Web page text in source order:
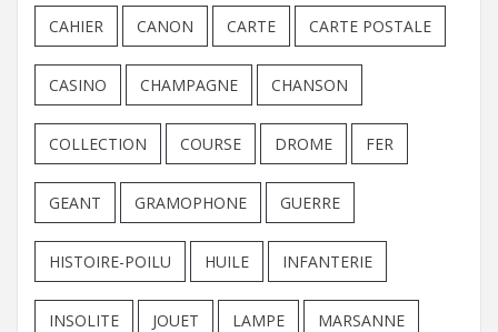
CAHIER CANON CARTE CARTE POSTALE
CASINO CHAMPAGNE CHANSON
COLLECTION COURSE DROME FER
GEANT GRAMOPHONE GUERRE
HISTOIRE-POILU HUILE INFANTERIE
INSOLITE JOUET LAMPE MARSANNE